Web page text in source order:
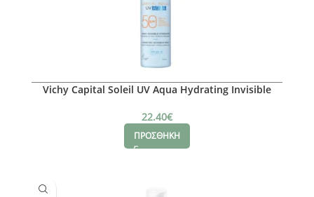
Vichy Capital Soleil UV Aqua Hydrating Invisible
22.40€
ΠΡΟΣΘΗΚΗ